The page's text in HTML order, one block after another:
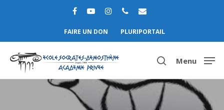
FAIRE UN DON PLURIPORTAIL
Hit enter to search or ESC to close
Menu